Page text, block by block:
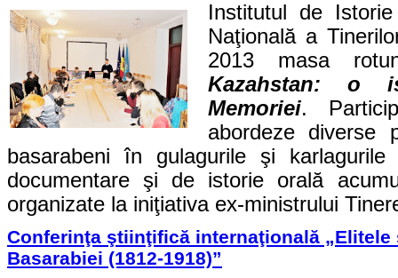
Institutul de
Naţională a
2013 masa
Kazahstan: o
Memoriei.
abordeze diverse
basarabeni în gulagurile şi
documentare şi de istorie orală
organizate la iniţiativa ex-ministrului
Conferinţa ştiinţifică internaţională
Basarabiei (1812-1918)”